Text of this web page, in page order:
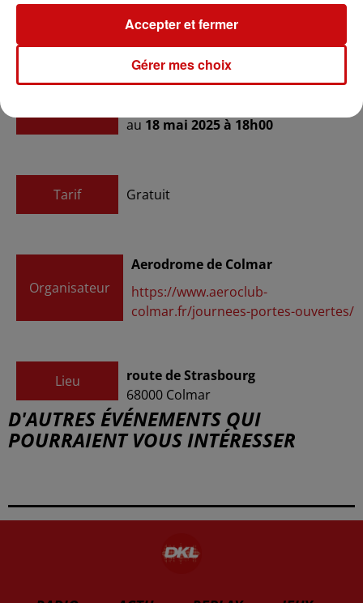
du17 mai 2025 à 10h00
17 mai 2025 à 18h00
au 18 mai 2025 à 18h00
Tarif Gratuit
Organisateur
Aerodrome de Colmar
https://www.aeroclub-
colmar.fr/journees-portes-ouvertes/
Lieu
route de Strasbourg
68000 Colmar
D'AUTRES ÉVÉNEMENTS QUI
POURRAIENT VOUS INTÉRESSER
Gérer mes choix
Accepter et fermer